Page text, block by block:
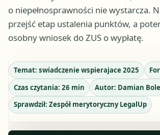
o niepełnosprawności nie wystarcza.
przejść etap ustalenia punktów, a
osobny wniosek do ZUS o wypłatę.
Temat: swiadczenie wspierajace 2025
Czas czytania: 26 min Autor: Damian
Sprawdził: Zespół merytoryczny LegalUp